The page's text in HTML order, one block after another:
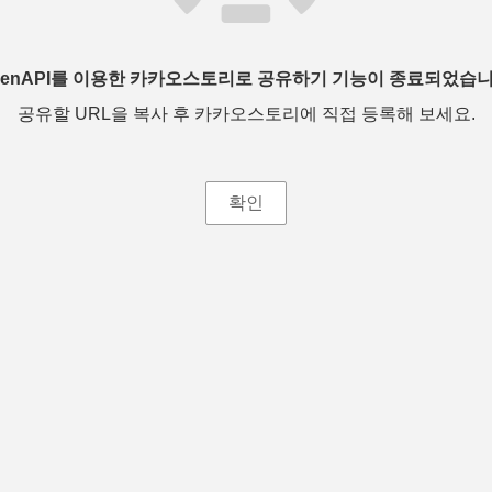
를 이용한 카카오스토리로 공유하기 기능이 종료되었습
공유할 URL을 복사 후 카카오스토리에 직접 등록해 보세요.
확인